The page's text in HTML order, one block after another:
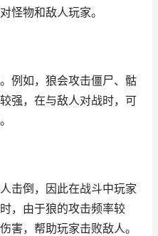
怪物和敌人玩家。
例如，狼会攻击僵尸、骷
强，在与敌人对战时，可
击倒，因此在战斗中玩家
，由于狼的攻击频率较
害，帮助玩家击败敌人。